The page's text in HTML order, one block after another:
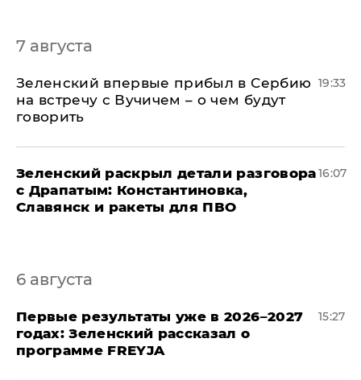
7 августа
Зеленский впервые прибыл в Сербию
на встречу с Вучичем – о чем будут
говорить
19:33
​Зеленский раскрыл детали разговора
с Драпатым: Константиновка,
Славянск и ракеты для ПВО
16:07
6 августа
Первые результаты уже в 2026–2027
годах: Зеленский рассказал о
программе FREYJA
15:27